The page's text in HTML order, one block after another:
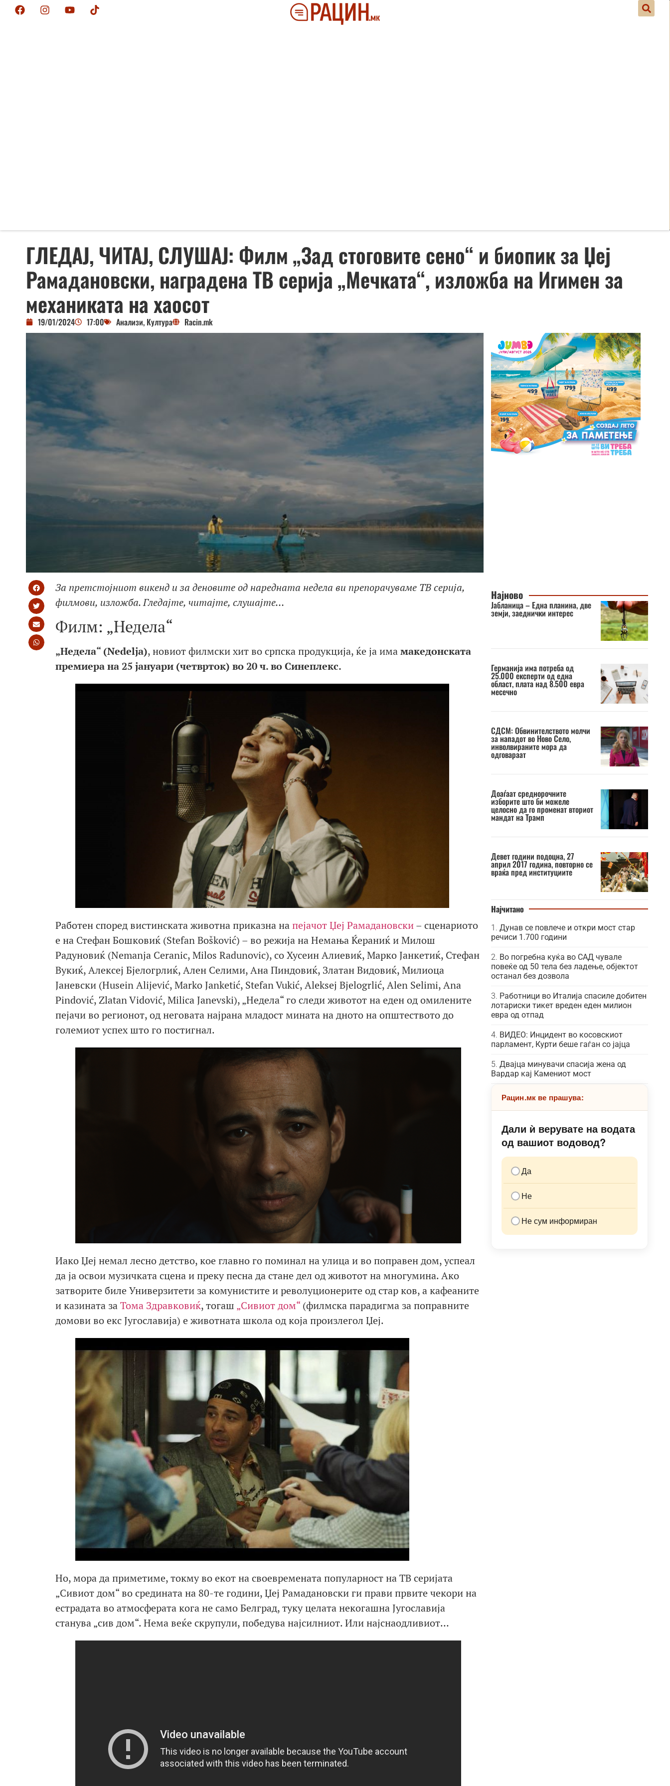
ГЛЕДАЈ, ЧИТАЈ, СЛУШАЈ: Филм „Зад стоговите сено“ и биопик за Џеј
Рамадановски, наградена ТВ серија „Мечката“, изложба на Игимен за
механиката на хаосот
19/01/2024 17:00 Анализи, Култура Racin.mk
За претстојниот викенд и за деновите од наредната недела ви препорачуваме ТВ серија,
филмови, изложба. Гледајте, читајте, слушајте…
Филм: „Недела“
„Недела“ (Nedelja), новиот филмски хит во српска продукција, ќе ја имамакедонската
премиера на 25 јануари (четврток) во 20 ч. во Синеплекс.
Работен според вистинската животна приказна напејачот Џеј Рамадановски– сценариото
е на Стефан Бошковиќ (Stefan Bošković) – во режија на Немања Ќераниќ и Милош
Радуновиќ (Nemanja Ceranic, Milos Radunovic), со Хусеин Алиевиќ, Марко Јанкетиќ, Стефан
Вукиќ, Алексеј Бјелогрлиќ, Ален Селими, Ана Пиндовиќ, Златан Видовиќ, Милиоца
Јаневски (Husein Alijević, Marko Janketić, Stefan Vukić, Aleksej Bjelogrlić, Alen Selimi, Ana
Pindović, Zlatan Vidović, Milica Janevski), „Недела“ го следи животот на еден од омилените
пејачи во регионот, од неговата најрана младост мината на дното на општеството до
големиот успех што го постигнал.
Иако Џеј немал лесно детство, кое главно го поминал на улица и во поправен дом, успеал
да ја освои музичката сцена и преку песна да стане дел од животот на многумина. Ако
затворите биле Универзитети за комунистите и револуционерите од стар ков, а кафеаните
и казината заТома Здравковиќ, тогаш „Сивиот дом“ (филмска парадигма за поправните
домови во екс Југославија) е животната школа од која произлегол Џеј.
Но, мора да приметиме, токму во екот на своевремената популарност на ТВ серијата
„Сивиот дом“ во средината на 80-те години, Џеј Рамадановски ги прави првите чекори на
естрадата во атмосферата кога не само Белград, туку целата некогашна Југославија
станува „сив дом“. Нема веќе скрупули, победува најсилниот. Или најснаодливиот…
Најново
Јабланица – Една планина, две
земји, заеднички интерес
Германија има потреба од
25.000 експерти од една
област, плата над 8.500 евра
месечно
СДСМ: Обвинителството молчи
за нападот во Ново Село,
инволвираните мора да
одговараат
Доаѓаат среднорочните
изборите што би можеле
целосно да го променат вториот
мандат на Трамп
Девет години подоцна, 27
април 2017 година, повторно се
враќа пред институциите
Најчитано
Дунав се повлече и откри мост стар
речиси 1.700 години
Во погребна куќа во САД чувале
повеќе од 50 тела без ладење, објектот
останал без дозвола
Работници во Италија спасиле добитен
лотариски тикет вреден еден милион
евра од отпад
ВИДЕО: Инцидент во косовскиот
парламент, Курти беше гаѓан со јајца
Двајца минувачи спасија жена од
Вардар кај Камениот мост
Рацин.мк ве прашува:
Дали ѝ верувате на водата
од вашиот водовод?
Да
Не
Не сум информиран